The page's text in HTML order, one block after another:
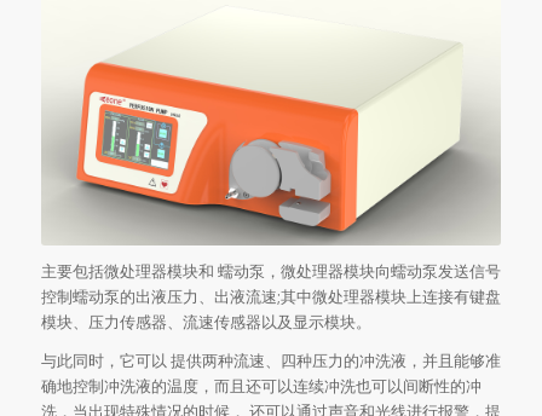
主要包括微处理器模块和 蠕动泵，微处理器模块向蠕动泵发送信号
控制蠕动泵的出液压力、出液流速;其中微处理器模块上连接有键盘
模块、压力传感器、流速传感器以及显示模块。
与此同时，它可以 提供两种流速、四种压力的冲洗液，并且能够准
确地控制冲洗液的温度，而且还可以连续冲洗也可以间断性的冲
洗，当出现特殊情况的时候， 还可以通过声音和光线进行报警，提